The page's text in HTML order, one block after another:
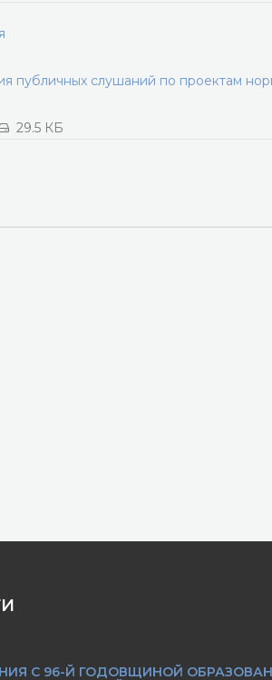
публичных слушаний по проектам
29.5 КБ
С 96-Й ГОДОВЩИНОЙ